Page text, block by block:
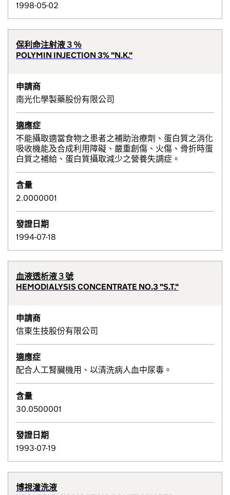
1998-05-02
保利命注射液３％
POLYMIN INJECTION 3% "N.K."
申請商
南光化學製藥股份有限公司
適應症
不能攝取適當食物之患者之補助治療劑、蛋白質之消化
吸收機能及合成利用障礙、嚴重創傷、火傷、骨折時蛋
白質之補給、蛋白質攝取減少之營養失調症。
含量
2.0000001
發證日期
1994-07-18
血液透析液３號
HEMODIALYSIS CONCENTRATE NO.3 "S.T."
申請商
信東生技股份有限公司
適應症
配合人工腎臟機用、以清洗病人血中尿毒。
含量
30.0500001
發證日期
1993-07-19
博視灌洗液